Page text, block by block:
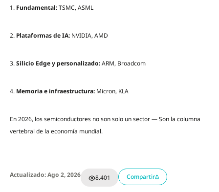
1. Fundamental:TSMC, ASML
2. Plataformas de IA: NVIDIA, AMD
3.Silicio Edge y personalizado:ARM, Broadcom
4. Memoria e infraestructura: Micron, KLA
En 2026, los semiconductores no son solo un sector — Son la columna
vertebral de la economía mundial.
Actualizado: Ago 2, 2026 8.401 Compartir